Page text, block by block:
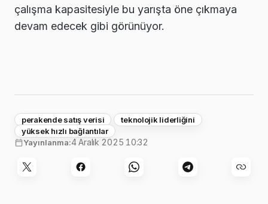
çalışma kapasitesiyle bu yarışta öne çıkmaya
devam edecek gibi görünüyor.
perakende satış verisi
teknolojik liderliğini
yüksek hızlı bağlantılar
Yayınlanma:4 Aralık 2025 10:32